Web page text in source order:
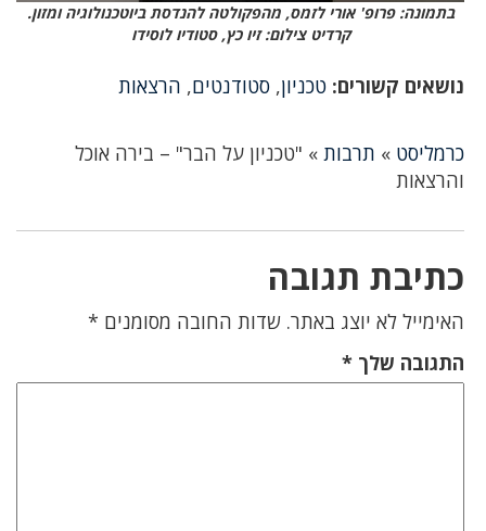
בתמונה: פרופ' אורי לזמס, מהפקולטה להנדסת ביוטכנולוגיה ומזון.
קרדיט צילום: זיו כץ, סטודיו לוסידו
נושאים קשורים: טכניון, סטודנטים, הרצאות
כרמליסט » תרבות » "טכניון על הבר" – בירה אוכל
והרצאות
כתיבת תגובה
האימייל לא יוצג באתר. שדות החובה מסומנים *
התגובה שלך *